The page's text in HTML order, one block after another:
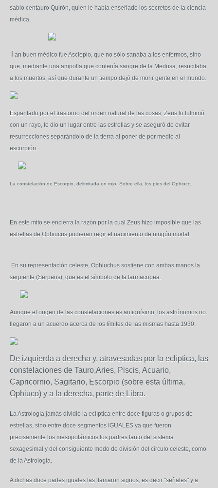
sabio centauro Quirón, quien le había enseñado los secretos de la ciencia
médica.
Tan buen médico fue Asclepio, que no sólo sanaba a los enfermos, sino
que, mediante una ampolla que contenía sangre de la Medusa, resucitaba
a los muertos, así que durante un tiempo dejó de morir gente en el mundo.
Espantado por el trastorno del orden natural de las cosas, Zeus lo fulminó
con un rayo, le dio un lugar entre las estrellas y se aseguró de evitar
resurrecciones separándolo de la tierra al poner de por medio al
escorpión.
La constelación de Escorpio, delimitada en rojo. Sobre ella, los pies del Ophiuco.
En este mito se encierra la razón por la cual Zeus hizo imposible que las
estrellas de Ophiucus pudieran regir el nacimiento de ningún mortal.
En su representación celeste, Ophiuchus sostiene con ambas manos la
serpiente (Serpens), que es el símbolo de la farmacopea.
Aunque el origen de las constelaciones es antiquísimo, los astrónomos no
llegaron a un acuerdo acerca de los límites de las mismas hasta 1930.
De izquierda a derecha y, atravesadas por la eclíptica, las
constelaciones de Tauro,Aries, Piscis, Acuario,
Capricornio, Sagitario, Escorpio (sobre esta última,
Ophiuco) y a la derecha, parte de Libra.
La Astrología jamás dividió la eclíptica entre doce figuras o grupos de
estrellas, sino entre doce segmentos IGUALES ya que fueron
precisamente los mesopotámicos los padres tanto del sistema
sexagesimal y del consiguiente modo de división del círculo celeste, como
de la Astrología.
A dichas doce partes iguales las llamaron signos, es decir "señales" y a